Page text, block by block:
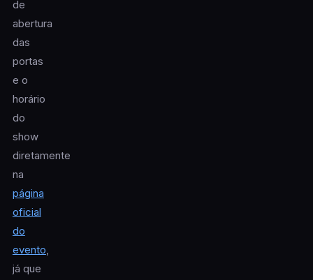
de
abertura
das
portas
e o
horário
do
show
diretamente
na
página
oficial
do
evento,
já que